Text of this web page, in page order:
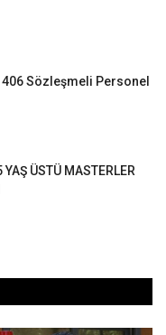
Sözleşmeli Personel
YAŞ ÜSTÜ MASTERLER